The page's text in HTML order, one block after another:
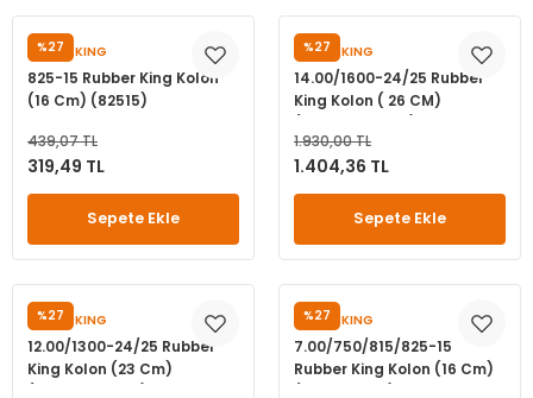
Dolgu Lastikleri
İç Lastikleri
Kapağı
%27
RUBBERKING
825-15 Rubber King Kolon
(16 Cm) (82515)
439,07 TL
319,49 TL
Sepete Ekle
%27
RUBBERKING
14.00/1600-24/25 Rubber
King Kolon ( 26 CM)
1.930,00 TL
1.404,36 TL
Sepete Ekle
%27
RUBBERKING
12.00/1300-24/25 Rubber
King Kolon (23 Cm)
%27
RUBBERKING
7.00/750/815/825-15
Rubber King Kolon (16 Cm)